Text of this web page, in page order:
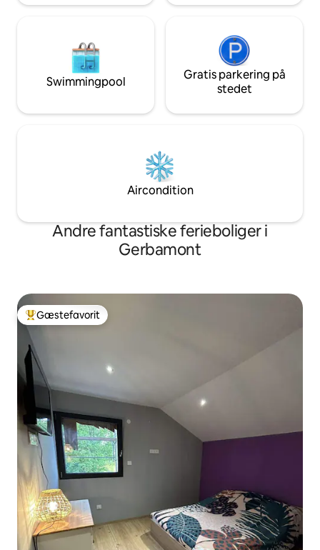
Swimmingpool
Gratis parkering på
stedet
Aircondition
Andre fantastiske ferieboliger i
Gerbamont
Bedste gæstefavorit
Gæstefavorit